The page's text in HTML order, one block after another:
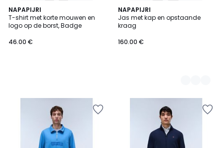
NAPAPIJRI
T-shirt met korte mouwen en
logo op de borst, Badge
46.00 €
NAPAPIJRI
Jas met kap en opstaande
kraag
160.00 €
2
Kleuren